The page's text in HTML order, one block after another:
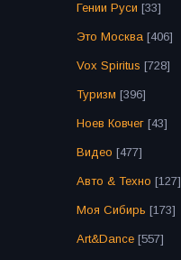
Гении Руси [33]
Это Москва [406]
Vox Spiritus [728]
Туризм [396]
Ноев Ковчег [43]
Видео [477]
Авто & Техно [127]
Моя Сибирь [173]
Art&Dance [557]